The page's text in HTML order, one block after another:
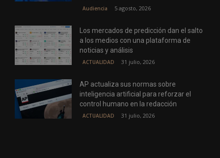
Audiencia 5 agosto, 2026
Los mercados de predicción dan el salto
a los medios con una plataforma de
noticias y análisis
ACTUALIDAD 31 julio, 2026
AP actualiza sus normas sobre
inteligencia artificial para reforzar el
control humano en la redacción
ACTUALIDAD 31 julio, 2026